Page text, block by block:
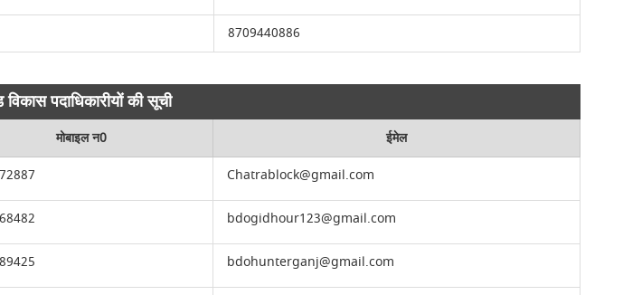
8709440886
पदाधिकारीयों की सूची
मोबाइल न0
ईमेल
Chatrablock@gmail.com
bdogidhour123@gmail.com
bdohunterganj@gmail.com